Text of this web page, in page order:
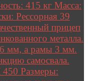
415 кг Масса:
Рессорная 39
прицеп
металла.
мм, а рамы 3 мм.
самосвала.
Размеры: